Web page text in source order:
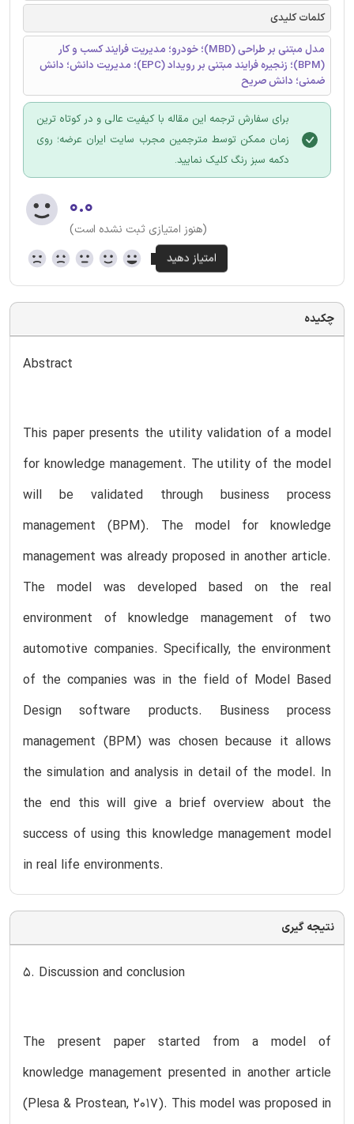
کلمات کلیدی
مدل مبتنی بر طراحی (MBD)؛ خودرو؛ مدیریت فرایند کسب و کار
(BPM)؛ زنجیره فرایند مبتنی بر رویداد (EPC)؛ مدیریت دانش؛ دانش
ضمنی؛ دانش صریح
برای سفارش ترجمه این مقاله با کیفیت عالی و در کوتاه ترین
زمان ممکن توسط مترجمین مجرب سایت ایران عرضه؛ روی
دکمه سبز رنگ کلیک نمایید.
۰.۰
(هنوز امتیازی ثبت نشده است)
چکیده
Abstract
This paper presents the utility validation of a model
for knowledge management. The utility of the model
will be validated through business process
management (BPM). The model for knowledge
management was already proposed in another article.
The model was developed based on the real
environment of knowledge management of two
automotive companies. Specifically, the environment
of the companies was in the field of Model Based
Design software products. Business process
management (BPM) was chosen because it allows
the simulation and analysis in detail of the model. In
the end this will give a brief overview about the
success of using this knowledge management model
in real life environments.
نتیجه گیری
5. Discussion and conclusion
The present paper started from a model of
knowledge management presented in another article
(Plesa & Prostean, 2017). This model was proposed in